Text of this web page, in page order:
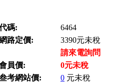
碼:
6464
路定價:
3390元未稅
請來電詢問
員價:
0元未稅
考網站價:
0 元未稅